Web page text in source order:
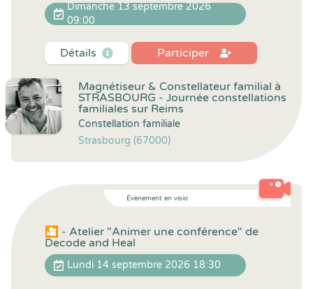
Dimanche 13 septembre 2026
09:00
Détails Participer
Magnétiseur & Constellateur familial à
STRASBOURG - Journée constellations
familiales sur Reims
Constellation familiale
Strasbourg (67000)
Évènement en visio
🎦 - Atelier "Animer une conférence" de
Decode and Heal
Lundi 14 septembre 2026 18:30